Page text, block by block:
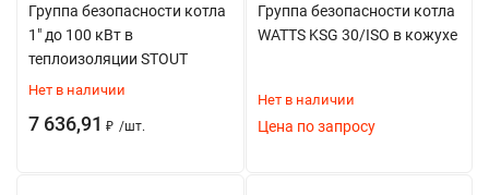
Системы с принудительной циркуляцией
Отопительные котлы
Группа безопасности котла
1" до 100 кВт в
теплоизоляции STOUT
Нет в наличии
7 636,91 ₽ /шт.
Группа безопасности котла
WATTS KSG 30/ISO в кожухе
Нет в наличии
Цена по запросу